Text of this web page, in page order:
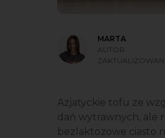
MARTA
AUTOR
Azjatyckie tofu ze
dań wytrawnych, ale
bezlaktozowe ciasto